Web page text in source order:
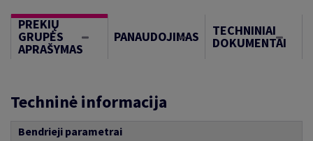
PREKIŲ
GRUPĖS
APRAŠYMAS
PANAUDOJIMAS TECHNINIAI
DOKUMENTAI
Techninė informacija
Bendrieji parametrai